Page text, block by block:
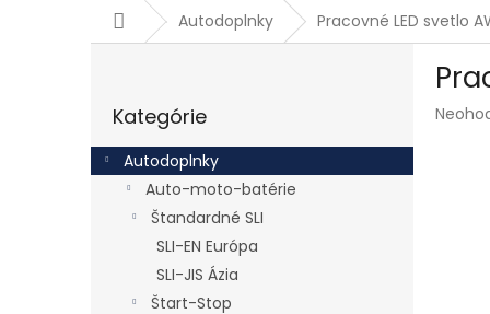
DomovAutodoplnky Pracovné LED svetlo
Kategórie
Autodoplnky
Auto-moto-batérie
Štandardné SLI
SLI-EN Európa
SLI-JIS Ázia
Štart-Stop